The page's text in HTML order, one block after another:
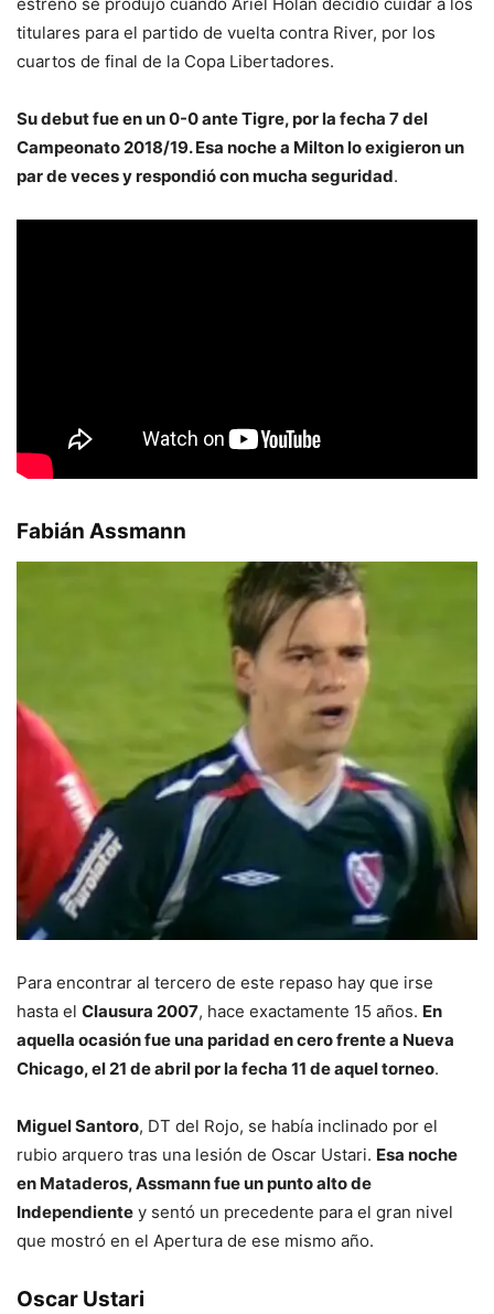
titulares para el partido de vuelta contra River, por los
cuartos de final de la Copa Libertadores.
Su debut fue en un 0-0 ante Tigre, por la fecha 7 del
Campeonato 2018/19. Esa noche a Milton lo exigieron un
par de veces y respondió con mucha seguridad.
Fabián Assmann
Para encontrar al tercero de este repaso hay que irse
hasta el Clausura 2007, hace exactamente 15 años. En
aquella ocasión fue una paridad en cero frente a Nueva
Chicago, el 21 de abril por la fecha 11 de aquel torneo.
Miguel Santoro, DT del Rojo, se había inclinado por el
rubio arquero tras una lesión de Oscar Ustari. Esa noche
en Mataderos, Assmann fue un punto alto de
Independiente y sentó un precedente para el gran nivel
que mostró en el Apertura de ese mismo año.
Oscar Ustari